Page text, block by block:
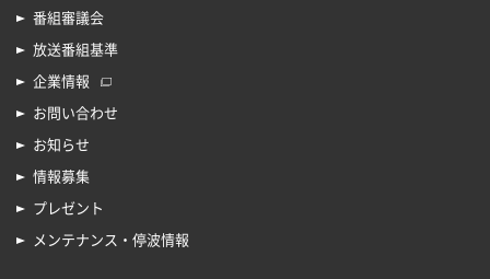
番組審議会
放送番組基準
企業情報
お問い合わせ
お知らせ
情報募集
プレゼント
メンテナンス・停波情報